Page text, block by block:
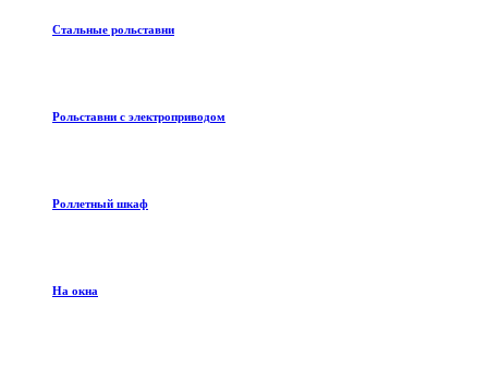
Стальные рольставни
Рольставни с электроприводом
Роллетный шкаф
На окна